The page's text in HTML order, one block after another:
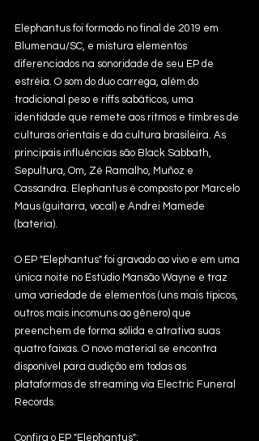
Elephantus foi formado no final de 2019 em
Blumenau/SC, e mistura elementos
diferenciados na sonoridade de seu EP de
estréia. O som do duo carrega, além do
tradicional peso e riffs sabáticos, uma
identidade que remete aos ritmos e timbres de
culturas orientais e da cultura brasileira. As
principais influências são Black Sabbath,
Sepultura, Om, Zé Ramalho, Muñoz e
Cassandra. Elephantus é composto por Marcelo
Maus (guitarra, vocal) e Andrei Mamede
(bateria).
O EP "Elephantus" foi gravado ao vivo e em uma
única noite no Estúdio Mansão Wayne e traz
uma variedade de elementos (uns mais típicos,
outros mais incomuns ao gênero) que
preenchem de forma sólida e atrativa suas
quatro faixas. O novo material se encontra
disponível para audição em todas as
plataformas de streaming via Electric Funeral
Records.
Confira o EP "Elephantus":